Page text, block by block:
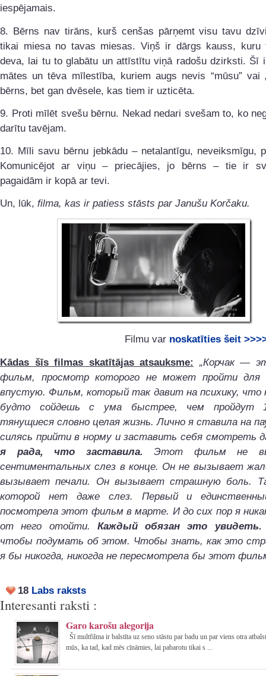
iespējamais.
8. Bērns nav tirāns, kurš cenšas pārņemt visu tavu
tikai miesa no tavas miesas. Viņš ir dārgs kauss, kuru
deva, lai tu to glabātu un attīstītu viņā radošu dzirksti. Šī
mātes un tēva mīlestība, kuriem augs nevis “mūsu” vai
bērns, bet gan dvēsele, kas tiem ir uzticēta.
9. Proti mīlēt svešu bērnu. Nekad nedari svešam to, ko
darītu tavējam.
10. Mīli savu bērnu jebkādu – netalantīgu, neveiksmīgu,
Komunicējot ar viņu – priecājies, jo bērns – tie ir
pagaidām ir kopā ar tevi.
Un, lūk, filma, kas ir patiess stāsts par Janušu Korčaku.
Filmu var noskatīties šeit
Kādas šīs filmas skatītājas atsauksme:
„Корчак —
фильм, просмотр которого не может пройти для
впустую. Фильм, который так давит на психику, что
будто сойдешь с ума быстрее, чем пройдут
тянущиеся словно целая жизнь. Лично я ставила на
силясь прийти в норму и заставить себя смотреть
я рада, что заставила. Этот фильм не
сентиментальных слез в конце. Он не вызывает
вызывает печали. Он вызывает страшную боль.
которой нет даже слез. Первый и
посмотрела этот фильм в марте. И до сих пор я
от него отойти. Каждый обязан это увидеть.
чтобы подумать об этом. Чтобы знать, как это
я бы никогда, никогда не пересмотрела бы этот
18 Labs raksts
Interesanti raksti :
Garo karošu alegorija
Šī multfilma ir balstīta uz seno stāstu par badu un par viens otra
mūs, ka tad, kad mēs cīnāmies, lai pabarotu tikai s ...